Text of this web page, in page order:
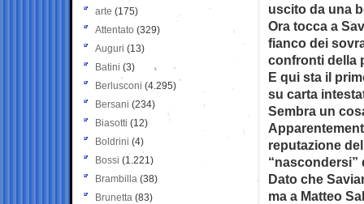
uscito da una
Ora tocca a
fianco dei
confronti della
E qui sta il
su carta
Sembra un
reputazione
“nascondersi”
Dato che
ma a Matteo
arte (175)
Attentato (329)
Auguri (13)
Batini (3)
Berlusconi (4.295)
Bersani (234)
Biasotti (12)
Boldrini (4)
Bossi (1.221)
Brambilla (38)
Brunetta (83)